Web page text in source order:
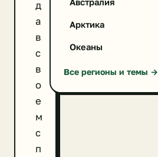
д
а
в
с
в
о
е
м
с
п
Австралия
Арктика
Океаны
Все регионы и темы →